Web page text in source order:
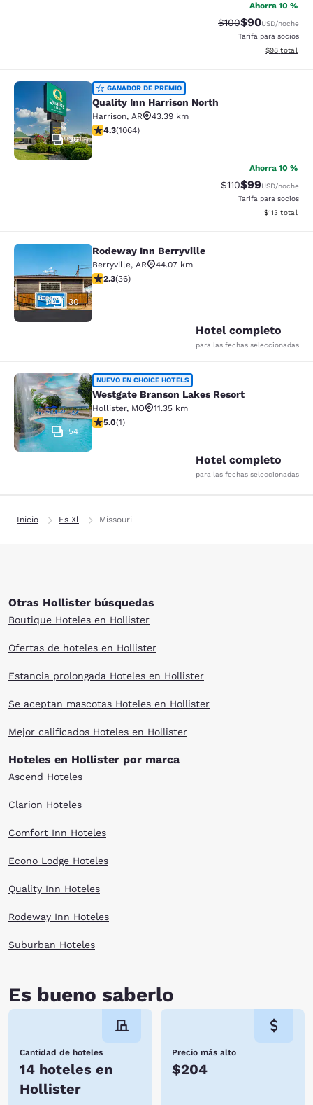
Ahorra 10 %
Precio tachado:
$100Precio con
$90USD/noche
Tarifa para socios
Ver detalles
$98 total
Quality Inn Harrison North
36
GANADOR DE PREMIO
Quality Inn Harrison North
Harrison, AR
43.39 km
calificación de 4.28 estrellas. Excelente. 1064 reseñas
4.3(1064)
Ahorra 10 %
Precio tachado:
$110Precio con
$99USD/noche
Tarifa para socios
Ver detalles
$113 total
Rodeway Inn Berryville
30
Rodeway Inn Berryville
Berryville, AR
44.07 km
calificación de 2.28 estrellas. Feria. 36 reseñas
2.3(36)
Hotel completo
para las fechas seleccionadas
Westgate Branson Lakes Resort
54
NUEVO EN CHOICE HOTELS
Westgate Branson Lakes Resort
Hollister, MO
11.35 km
calificación de 5 estrellas. Excepcional. 1 reseña
5.0(1)
Hotel completo
para las fechas seleccionadas
Inicio Es Xl Missouri
Otras Hollister búsquedas
Boutique Hoteles en Hollister
Ofertas de hoteles en Hollister
Estancia prolongada Hoteles en Hollister
Se aceptan mascotas Hoteles en Hollister
Mejor calificados Hoteles en Hollister
Hoteles en Hollister por marca
Ascend Hoteles
Clarion Hoteles
Comfort Inn Hoteles
Econo Lodge Hoteles
Quality Inn Hoteles
Rodeway Inn Hoteles
Suburban Hoteles
Es bueno saberlo
Cantidad de hoteles
14 hoteles en
Hollister
Precio más alto
$204